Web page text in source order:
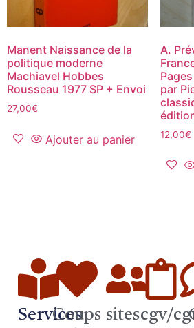
Manent Naissance de la
politique moderne
Machiavel Hobbes
Rousseau 1977 SP + Envoi
27,00€
Ajouter au panier
A.
par
12,00€
Services
Coups sitescgv/